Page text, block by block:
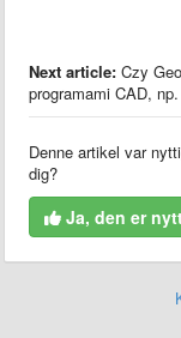
Next article: Czy
programami CAD,
Denne artikel var
dig?
Ja, den er